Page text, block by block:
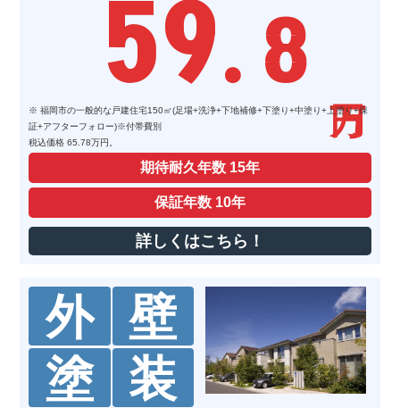
59. 8
※ 福岡市の一般的な戸建住宅150㎡(足場+洗浄+下地補修+下塗り+中塗り+上塗り+保
証+アフターフォロー)※付帯費別
税込価格 65.78万円。
期待耐久年数 15年
保証年数 10年
詳しくはこちら！
外
壁
塗
装